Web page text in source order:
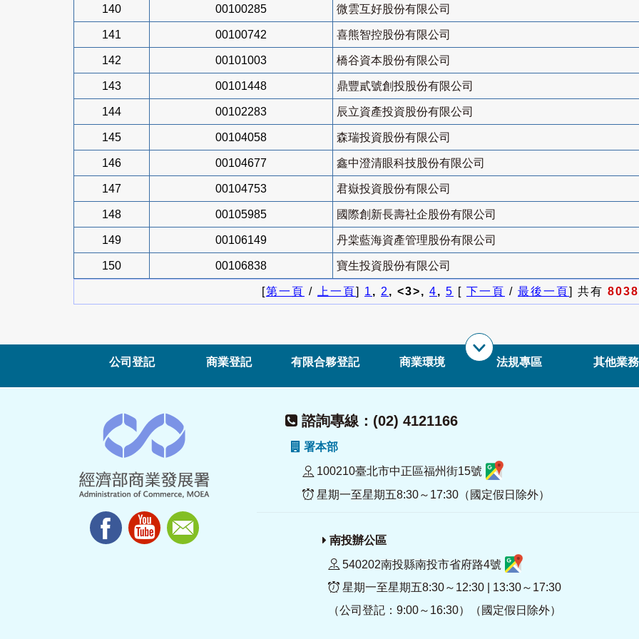
140 00100285 微雲互好股份有限公司
141 00100742 喜熊智控股份有限公司
142 00101003 橋谷資本股份有限公司
143 00101448 鼎豐貳號創投股份有限公司
144 00102283 辰立資產投資股份有限公司
145 00104058 森瑞投資股份有限公司
146 00104677 鑫中澄清眼科技股份有限公司
147 00104753 君嶽投資股份有限公司
148 00105985 國際創新長壽社企股份有限公司
149 00106149 丹棠藍海資產管理股份有限公司
150 00106838 寶生投資股份有限公司
[第一頁 / 上一頁] 1, 2, <3>, 4, 5 [ 下一頁 / 最後一頁] 共有 8038
公司登記 商業登記 有限合夥登記 商業環境 法規專區 其他業務
諮詢專線：(02) 4121166
署本部
100210臺北市中正區福州街15號
星期一至星期五8:30～17:30（國定假日除外）
南投辦公區
540202南投縣南投市省府路4號
星期一至星期五8:30～12:30 | 13:30～17:30
（公司登記：9:00～16:30）（國定假日除外）